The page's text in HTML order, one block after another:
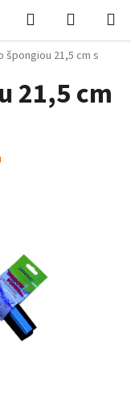
Hľadať
košík
špongiou 21,5 cm s
21,5 cm